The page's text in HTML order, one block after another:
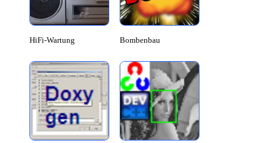
HiFi-Wartung Bombenbau